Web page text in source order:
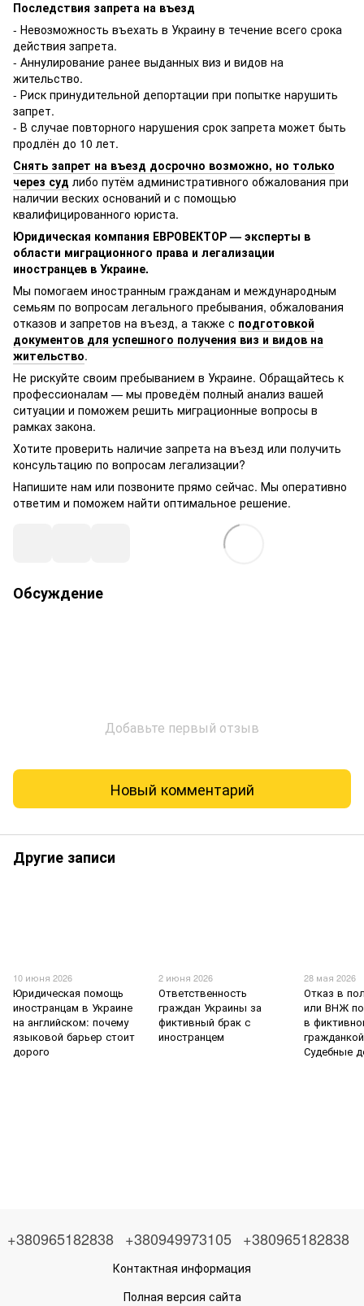
Последствия запрета на въезд
- Невозможность въехать в Украину в течение всего срока
действия запрета.
- Аннулирование ранее выданных виз и видов на
жительство.
- Риск принудительной депортации при попытке нарушить
запрет.
- В случае повторного нарушения срок запрета может быть
продлён до 10 лет.
Снять запрет на въезд досрочно возможно, но только
через суд либо путём административного обжалования при
наличии веских оснований и с помощью
квалифицированного юриста.
Юридическая компания ЕВРОВЕКТОР — эксперты в
области миграционного права и легализации
иностранцев в Украине.
Мы помогаем иностранным гражданам и международным
семьям по вопросам легального пребывания, обжалования
отказов и запретов на въезд, а также с подготовкой
документов для успешного получения виз и видов на
жительство.
Не рискуйте своим пребыванием в Украине. Обращайтесь к
профессионалам — мы проведём полный анализ вашей
ситуации и поможем решить миграционные вопросы в
рамках закона.
Хотите проверить наличие запрета на въезд или получить
консультацию по вопросам легализации?
Напишите нам или позвоните прямо сейчас. Мы оперативно
ответим и поможем найти оптимальное решение.
Обсуждение
Добавьте первый отзыв
Новый комментарий
Другие записи
10 июня 2026
Юридическая помощь
иностранцам в Украине
на английском: почему
языковой барьер стоит
дорого
2 июня 2026
Ответственность
граждан Украины за
фиктивный брак с
иностранцем
28 мая 2026
Отказ в
или ВНЖ
в
Судебные
+380965182838 +380949973105 +380965182838
Контактная информация
Полная версия сайта